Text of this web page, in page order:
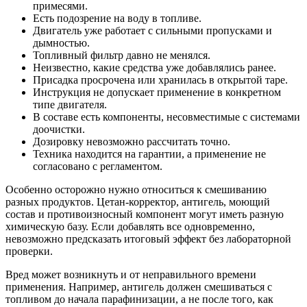
примесями.
Есть подозрение на воду в топливе.
Двигатель уже работает с сильными пропусками и
дымностью.
Топливный фильтр давно не менялся.
Неизвестно, какие средства уже добавлялись ранее.
Присадка просрочена или хранилась в открытой таре.
Инструкция не допускает применение в конкретном
типе двигателя.
В составе есть компоненты, несовместимые с системами
доочистки.
Дозировку невозможно рассчитать точно.
Техника находится на гарантии, а применение не
согласовано с регламентом.
Особенно осторожно нужно относиться к смешиванию
разных продуктов. Цетан-корректор, антигель, моющий
состав и противоизносный компонент могут иметь разную
химическую базу. Если добавлять все одновременно,
невозможно предсказать итоговый эффект без лабораторной
проверки.
Вред может возникнуть и от неправильного времени
применения. Например, антигель должен смешиваться с
топливом до начала парафинизации, а не после того, как